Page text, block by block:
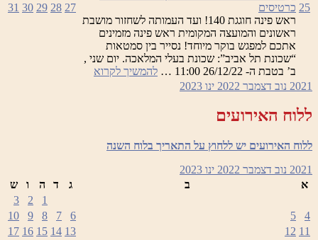
25 כרטיסים
ראש פינה חוגגת 140! ועד העמותה לשחזור מושבת
ראשונים והמועצה המקומית ראש פינה מזמינים
אתכם למפגש בוקר מיוחד! נסייר בין סמטאות
“שכונת תל אביב”: שכונת בעלי המלאכה. יום שני ,
ב’ בטבת ה- 26/12/22 11:00 …
להמשיך לקרוא
27
28
29
30
31
2021 נוב דצמבר 2022 ינו 2023
ללוח האירועים
ללוח האירועים יש ללחוץ על התאריך בלוח השנה
2021 נוב דצמבר 2022 ינו 2023
א
ב ג ד ה ו
ש
1
2
3
4
5
6
7
8
9
10
11
12
13
14
15
16
17